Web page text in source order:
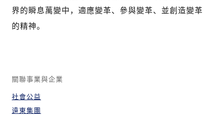
界的瞬息萬變中，適應變革、參與變革、並創造變革
的精神。
關聯事業與企業
社會公益
遠東集團